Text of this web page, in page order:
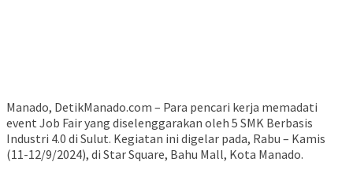
Manado, DetikManado.com – Para pencari kerja memadati
event Job Fair yang diselenggarakan oleh 5 SMK Berbasis
Industri 4.0 di Sulut. Kegiatan ini digelar pada, Rabu – Kamis
(11-12/9/2024), di Star Square, Bahu Mall, Kota Manado.